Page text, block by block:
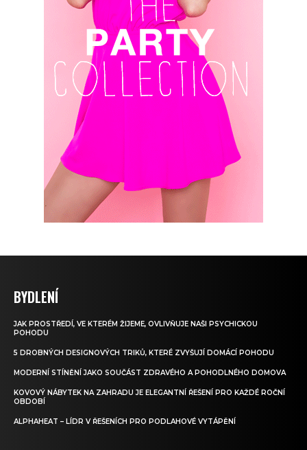
BYDLENÍ
JAK PROSTŘEDÍ, VE KTERÉM ŽIJEME, OVLIVŇUJE NAŠI PSYCHICKOU
POHODU
5 DROBNÝCH DESIGNOVÝCH TRIKŮ, KTERÉ ZVYŠUJÍ DOMÁCÍ POHODU
MODERNÍ STÍNĚNÍ JAKO SOUČÁST ZDRAVÉHO A POHODLNÉHO DOMOVA
KOVOVÝ NÁBYTEK NA ZAHRADU JE ELEGANTNÍ ŘEŠENÍ PRO KAŽDÉ ROČNÍ
OBDOBÍ
ALPHAHEAT – LÍDR V ŘEŠENÍCH PRO PODLAHOVÉ VYTÁPĚNÍ